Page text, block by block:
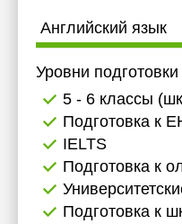
Английский язык
Уровни подготовки
5 - 6 классы
Подготовка к
IELTS
Подготовка к
Подготовка к
12:30
13:00
13:30